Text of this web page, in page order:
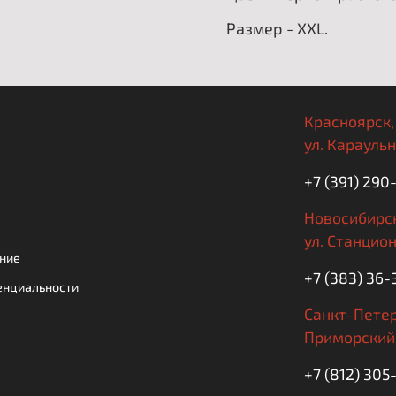
Размер - XXL.
Красноярск,
ул.
+7 (391)
ул.
+7 (383) 36-
Санкт-
+7 (812)